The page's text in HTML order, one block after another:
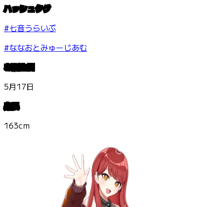
ハッシュタグ
#七音うらいぶ
#ななおとみゅーじあむ
お誕生日
5月17日
身長
163cm